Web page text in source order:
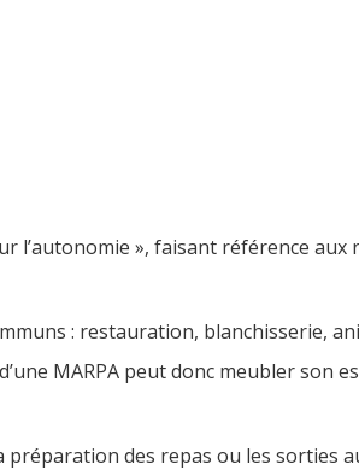
l’autonomie », faisant référence aux
: restauration, blanchisserie,
MARPA peut donc meubler son
préparation des repas ou les sorties